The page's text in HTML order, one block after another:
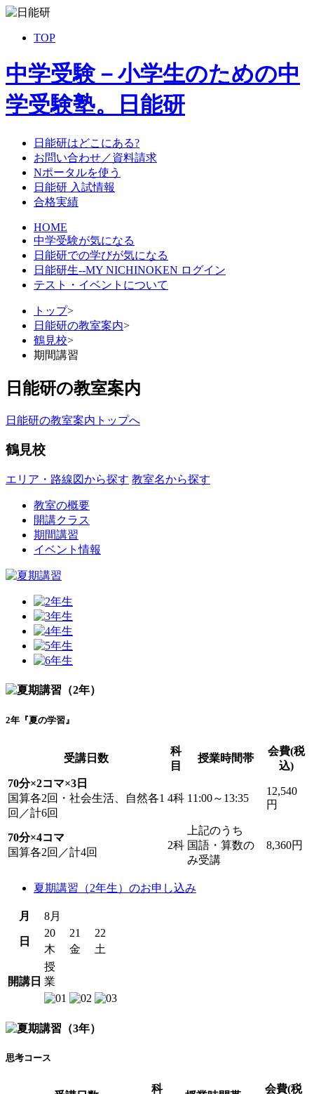
TOP
中学受験－小学生のための中
学受験塾。日能研
日能研はどこにある?
お問い合わせ／資料請求
Nポータルを使う
日能研 入試情報
合格実績
HOME
中学受験が気になる
日能研での学びが気になる
日能研生--MY NICHINOKEN ログイン
テスト・イベントについて
トップ>
日能研の教室案内>
鶴見校>
期間講習
日能研の教室案内
日能研の教室案内トップへ
鶴見校
エリア・路線図から探す 教室名から探す
教室の概要
開講クラス
期間講習
イベント情報
2年『夏の学習』
受講日数
科
目
授業時間帯
会費(税
込)
70分×2コマ×3日
国算各2回・社会生活、自然各1
回／計6回
4科 11:00～13:35
12,540
円
70分×4コマ
国算各2回／計4回
2科
上記のうち
国語・算数の
み受講
8,360円
夏期講習（2年生）のお申し込み
月 8月
日
20 21
22
木
金 土
開講日
授
業
思考コース
科
会費(税